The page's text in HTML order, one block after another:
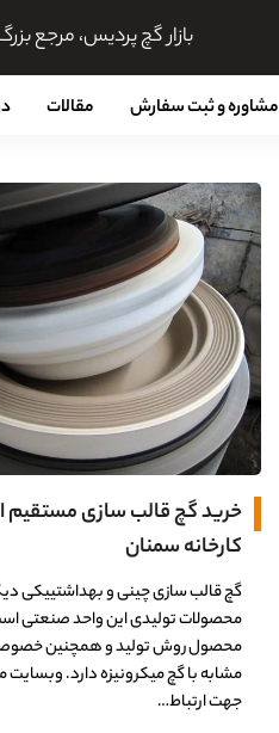
بازار گچ پردیس، مرجع
مشاوره و ثبت سفارش مقالات
خرید گچ قالب سازی مستقیم
کارخانه سمنان
گچ قالب سازی چینی و بهداشتییکی
محصولات تولیدی این واحد صنعتی
محصول روش تولید و همچنین
مشابه با گچ میکرونیزه دارد.
جهت ارتباط…